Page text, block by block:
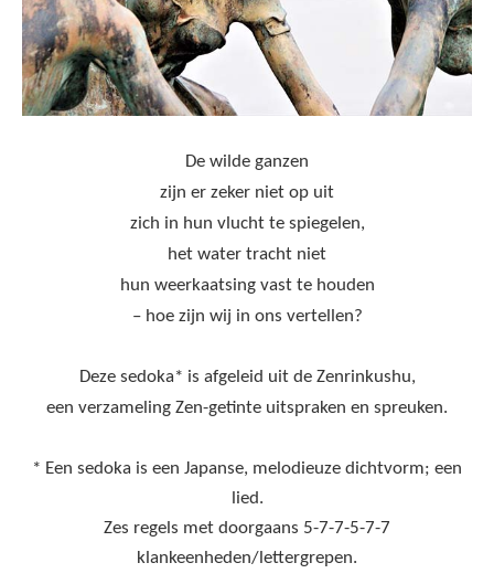
De wilde ganzen
zijn er zeker niet op uit
zich in hun vlucht te spiegelen,
het water tracht niet
hun weerkaatsing vast te houden
– hoe zijn wij in ons vertellen?
Deze sedoka* is afgeleid uit de Zenrinkushu,
een verzameling Zen-getinte uitspraken en spreuken.
* Een sedoka is een Japanse, melodieuze dichtvorm; een
lied.
Zes regels met doorgaans 5-7-7-5-7-7
klankeenheden/lettergrepen.